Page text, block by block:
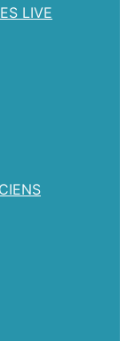
LIVE